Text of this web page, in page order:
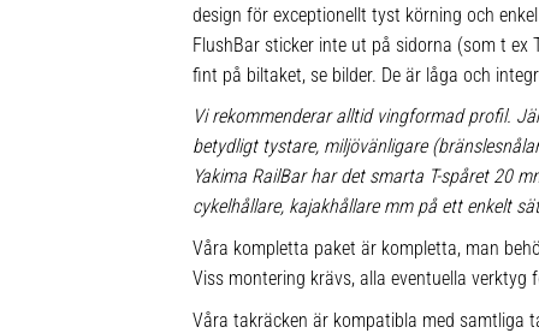
design för exceptionellt tyst körning och
FlushBar sticker inte ut på sidorna (som t ex
fint på biltaket, se bilder. De är låga och
Vi rekommenderar alltid vingformad profil.
betydligt tystare, miljövänligare
Yakima RailBar har det smarta T-spåret 20
cykelhållare, kajakhållare mm på ett enkelt
Våra kompletta paket är kompletta, man
Viss montering krävs, alla eventuella verktyg
Våra takräcken är kompatibla med samtliga